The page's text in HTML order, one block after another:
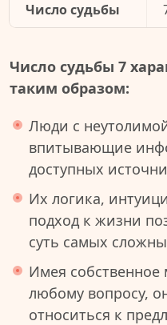
Число судьбы
Число судьбы 7
таким образом:
Люди с
впитывающие
доступных
Их логика,
подход к жизни
суть самых
Имея собственное
любому вопросу,
относиться к